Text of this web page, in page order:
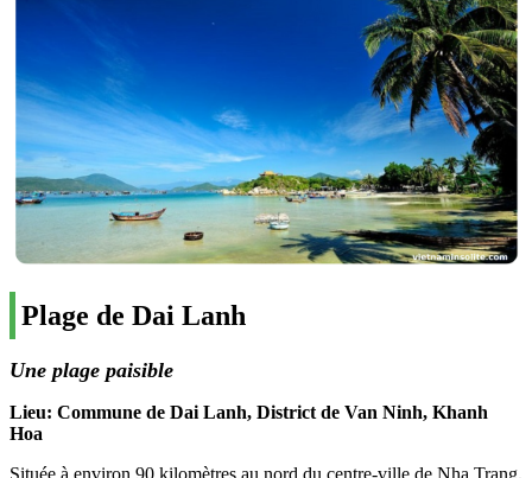
Plage de Dai Lanh
Une plage paisible
Lieu: Commune de Dai Lanh, District de Van Ninh, Khanh
Hoa